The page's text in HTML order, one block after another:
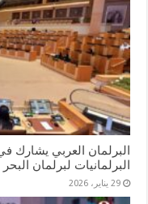
البرلمان العربي يشارك في
البرلمانيات لبرلمان
29 يناير، 2026